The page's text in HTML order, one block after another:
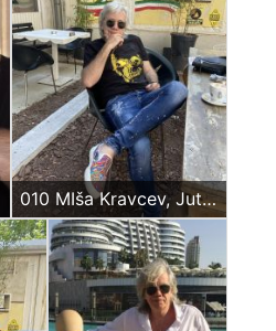
010 MIša Kravcev, Jutarnja kafa 2022_05_16